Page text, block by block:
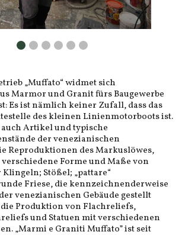
„Muffato“ widmet sich
Marmor und Granit fürs Baugewerbe
Es ist nämlich keiner Zufall, dass das
des kleinen Linienmotorboots ist.
Artikel und typische
der venezianischen
Reproduktionen des Markuslöwes,
verschiedene Forme und Maße von
Stößel; „pattare“
Friese, die kennzeichnenderweise
venezianischen Gebäude gestellt
Produktion von Flachreliefs,
und Statuen mit verschiedenen
„Marmi e Graniti Muffato” ist seit